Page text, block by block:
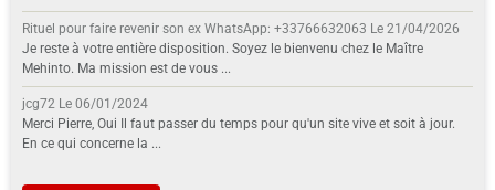
Rituel pour faire revenir son ex WhatsApp: +33766632063 Le 21/04/2026
Je reste à votre entière disposition. Soyez le bienvenu chez le Maître
Mehinto. Ma mission est de vous ...
jcg72 Le 06/01/2024
Merci Pierre, Oui Il faut passer du temps pour qu'un site vive et soit à jour.
En ce qui concerne la ...